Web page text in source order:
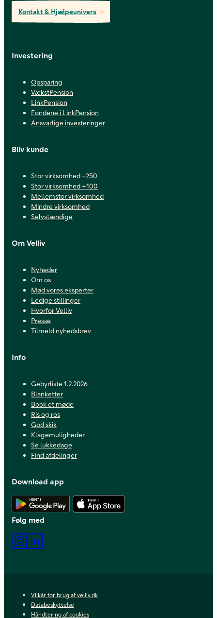
Kontakt & Hjælpeunivers
Investering
Opsparing
VækstPension
LinkPension
Fondene i LinkPension
Ansvarlige investeringer
Bliv kunde
Stor virksomhed +250
Stor virksomhed +100
Mellemstor virksomhed
Mindre virksomhed
Selvstændige
Om Velliv
Nyheder
Om os
Mød vores eksperter
Ledige stillinger
Hvorfor Velliv
Presse
Tilmeld nyhedsbrev
Info
Gebyrliste 1.2.2026
Blanketter
Book et møde
Ris og ros
God skik
Klagemuligheder
Se lukkedage
Find afdelinger
Download app
Hent Android app
Følg med
Instagram
Vilkår for brug af velliv.dk
Databeskyttelse
Håndtering af cookies